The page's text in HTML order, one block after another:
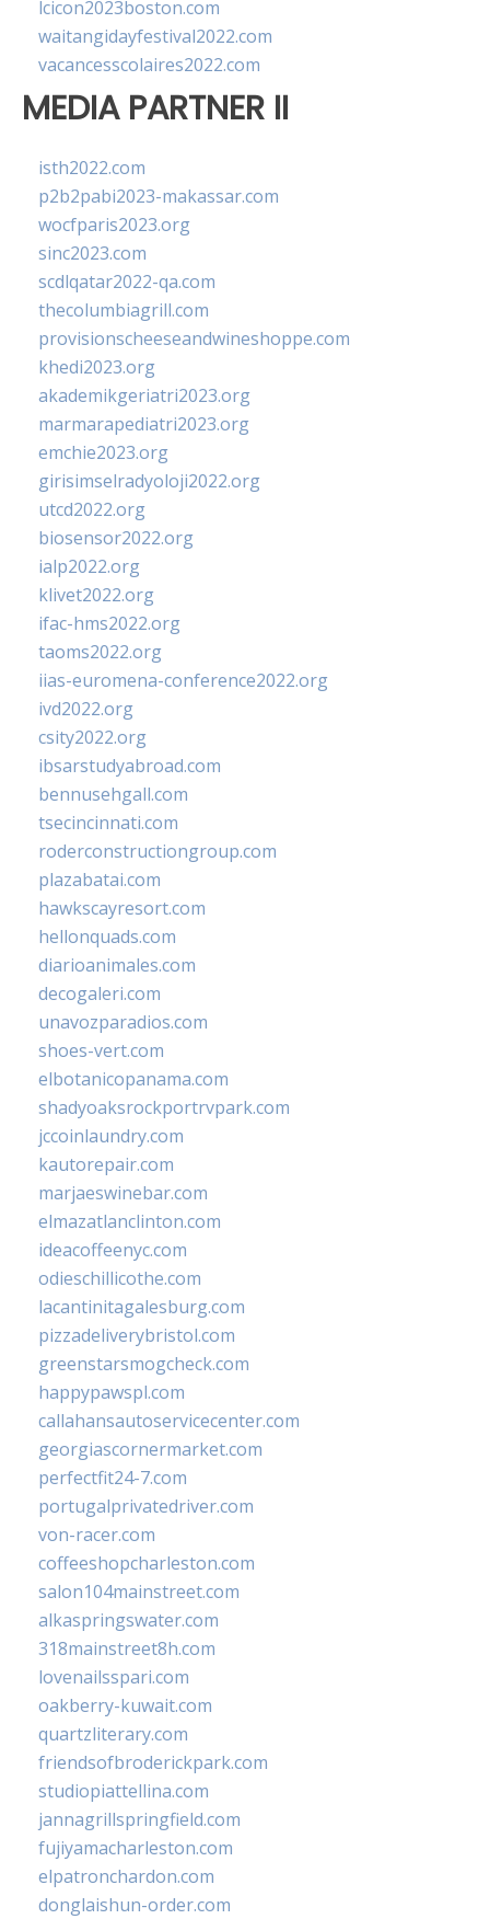
lcicon2023boston.com
waitangidayfestival2022.com
vacancesscolaires2022.com
MEDIA PARTNER II
isth2022.com
p2b2pabi2023-makassar.com
wocfparis2023.org
sinc2023.com
scdlqatar2022-qa.com
thecolumbiagrill.com
provisionscheeseandwineshoppe.com
khedi2023.org
akademikgeriatri2023.org
marmarapediatri2023.org
emchie2023.org
girisimselradyoloji2022.org
utcd2022.org
biosensor2022.org
ialp2022.org
klivet2022.org
ifac-hms2022.org
taoms2022.org
iias-euromena-conference2022.org
ivd2022.org
csity2022.org
ibsarstudyabroad.com
bennusehgall.com
tsecincinnati.com
roderconstructiongroup.com
plazabatai.com
hawkscayresort.com
hellonquads.com
diarioanimales.com
decogaleri.com
unavozparadios.com
shoes-vert.com
elbotanicopanama.com
shadyoaksrockportrvpark.com
jccoinlaundry.com
kautorepair.com
marjaeswinebar.com
elmazatlanclinton.com
ideacoffeenyc.com
odieschillicothe.com
lacantinitagalesburg.com
pizzadeliverybristol.com
greenstarsmogcheck.com
happypawspl.com
callahansautoservicecenter.com
georgiascornermarket.com
perfectfit24-7.com
portugalprivatedriver.com
von-racer.com
coffeeshopcharleston.com
salon104mainstreet.com
alkaspringswater.com
318mainstreet8h.com
lovenailsspari.com
oakberry-kuwait.com
quartzliterary.com
friendsofbroderickpark.com
studiopiattellina.com
jannagrillspringfield.com
fujiyamacharleston.com
elpatronchardon.com
donglaishun-order.com